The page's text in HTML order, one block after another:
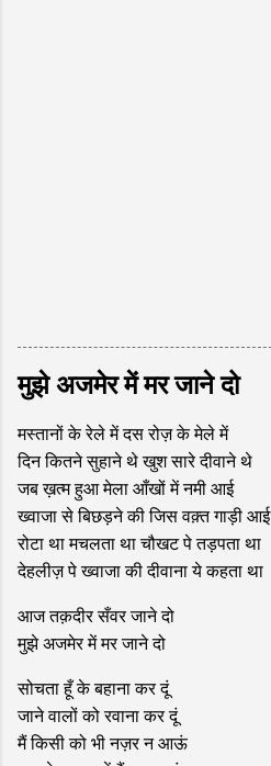
मुझे अजमेर में मर जाने दो
मस्तानों के रेले में दस रोज़ के मेले में
दिन कितने सुहाने थे खुश सारे दीवाने थे
जब ख़त्म हुआ मेला आँखों में नमी आई
ख्वाजा से बिछड़ने की जिस वक़्त गाड़ी आई
रोटा था मचलता था चौखट पे तड़पता था
देहलीज़ पे ख्वाजा की दीवाना ये कहता था
आज तक़दीर सँवर जाने दो
मुझे अजमेर में मर जाने दो
सोचता हूँ के बहाना कर दूं
जाने वालों को रवाना कर दूं
मैं किसी को भी नज़र न आऊं